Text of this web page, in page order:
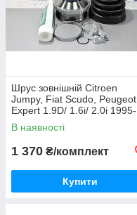
Шрус зовнішній Citroen
Jumpy, Fiat Scudo, Peugeot
Expert 1.9D/ 1.6i/ 2.0i 1995-
2006рр
В наявності
1 370 ₴/комплект
Купити